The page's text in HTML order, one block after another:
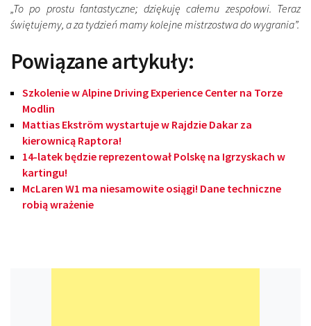
„To po prostu fantastyczne; dziękuję całemu zespołowi. Teraz
świętujemy, a za tydzień mamy kolejne mistrzostwa do wygrania”.
Powiązane artykuły:
Szkolenie w Alpine Driving Experience Center na Torze
Modlin
Mattias Ekström wystartuje w Rajdzie Dakar za
kierownicą Raptora!
14-latek będzie reprezentował Polskę na Igrzyskach w
kartingu!
McLaren W1 ma niesamowite osiągi! Dane techniczne
robią wrażenie